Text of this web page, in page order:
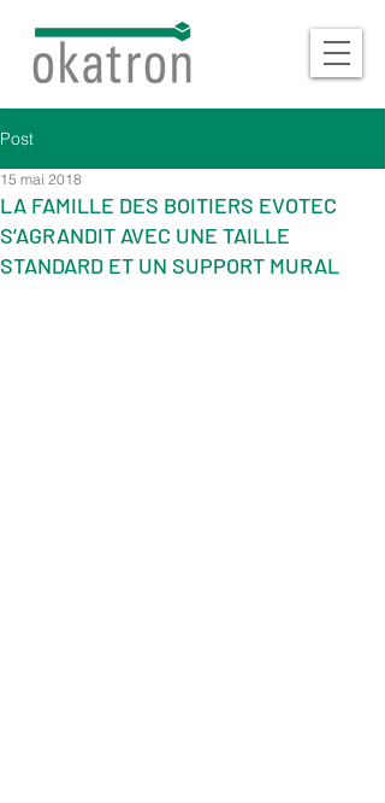
Post
LA FAMILLE DES BOITIERS EVOTEC
S’AGRANDIT AVEC UNE TAILLE
STANDARD ET UN SUPPORT MURAL
15 mai 2018